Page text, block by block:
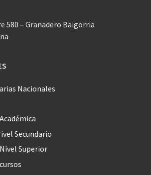
580 – Granadero Baigorria
Nacionales
Secundario
Superior